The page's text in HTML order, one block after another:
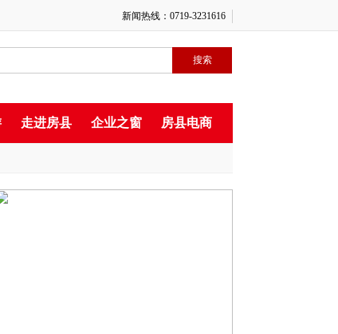
新闻热线：0719-3231616
走进房县 企业之窗 房县电商